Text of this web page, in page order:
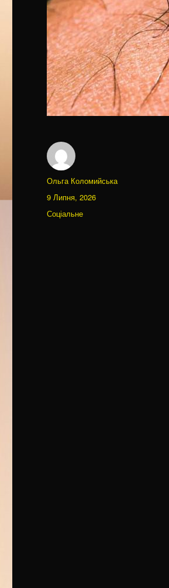
Автор
Ольга Коломийська
Оприлюднено
9 Липня, 2026
Категорії
Соціальне